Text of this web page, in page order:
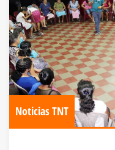
Noticias TNT